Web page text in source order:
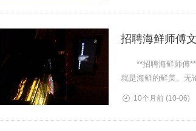
招聘海鲜师傅
**招聘海鲜师傅**
就是海鲜的鲜美。无
10个月前 (10-06)